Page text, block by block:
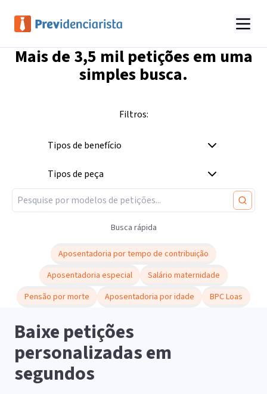
Mais de 3,5 milpetições em uma
simples busca.
Filtros:
Tipos de benefício
Tipos de peça
Busca rápida
Aposentadoria por tempo de contribuição
Aposentadoria especial
Salário maternidade
Pensão por morte
Aposentadoria por idade BPC Loas
Baixe petições
personalizadas em
segundos